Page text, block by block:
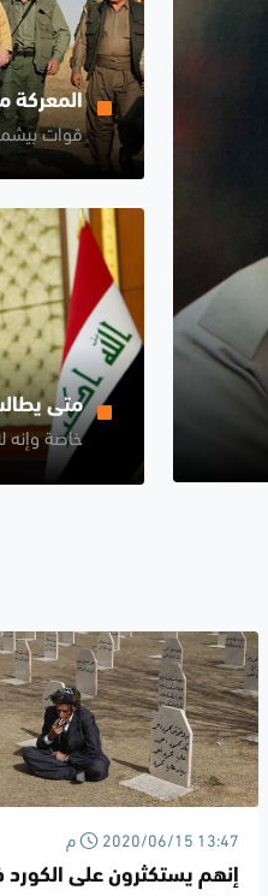
المعركة
متى
خاصة وإنه
2020/06/15 13:47 م
إنهم يستكثرون على الكورد